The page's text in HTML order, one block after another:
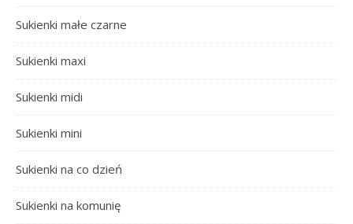
Sukienki małe czarne
Sukienki maxi
Sukienki midi
Sukienki mini
Sukienki na co dzień
Sukienki na komunię